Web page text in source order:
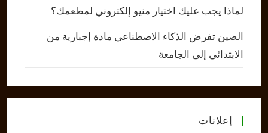
لماذا يجب عليك اختيار منيو إلكتروني لمطعمك؟
الصين تفرض الذكاء الاصطناعي مادة إجبارية من
الابتدائي إلى الجامعة
إعلانات